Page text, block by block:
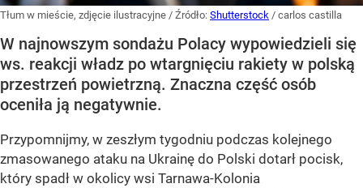
Tłum w mieście, zdjęcie ilustracyjne / Źródło: Shutterstock / carlos castilla
W najnowszym sondażu Polacy wypowiedzieli się
ws. reakcji władz po wtargnięciu rakiety w polską
przestrzeń powietrzną. Znaczna część osób
oceniła ją negatywnie.
Przypomnijmy, w zeszłym tygodniu podczas kolejnego
zmasowanego ataku na Ukrainę do Polski dotarł pocisk,
który spadł w okolicy wsi Tarnawa-Kolonia